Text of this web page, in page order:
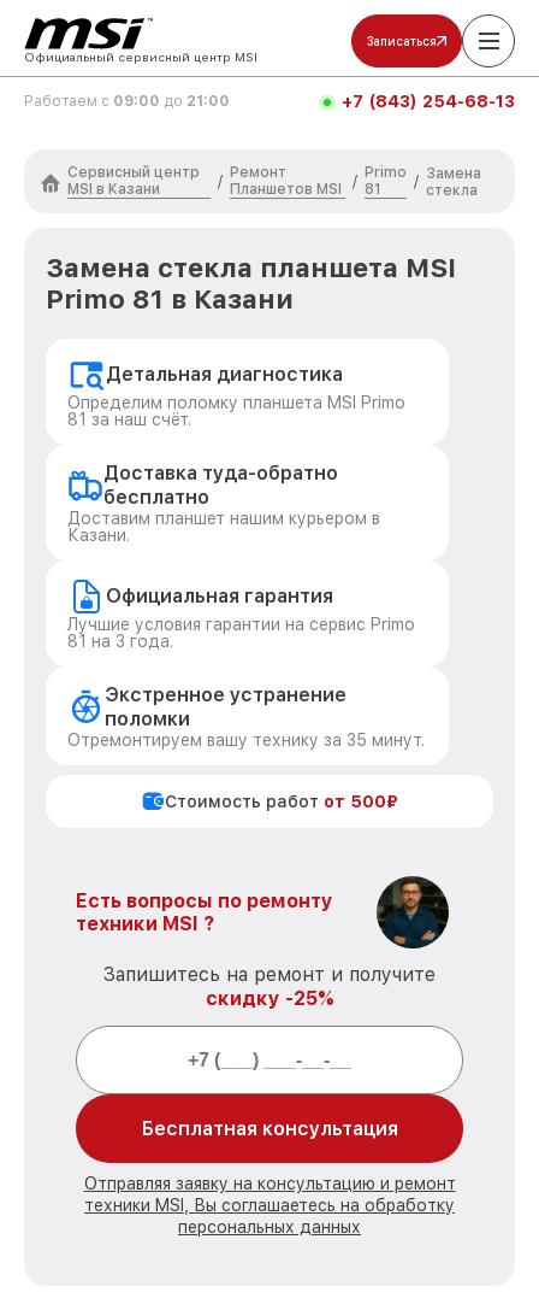
Официальный сервисный центр MSI
Записаться
Работаем с 09:00 до 21:00 +7 (843) 254-68-13
Сервисный центр
MSI в Казани
/
Ремонт
Планшетов MSI
/
Primo
81
/ Замена
стекла
Замена стекла планшета MSI
Primo 81 в Казани
Детальная диагностика
Определим поломку планшета MSI Primo
81 за наш счёт.
Доставка туда-обратно
бесплатно
Доставим планшет нашим курьером в
Казани.
Официальная гарантия
Лучшие условия гарантии на сервис Primo
81 на 3 года.
Экстренное устранение
поломки
Отремонтируем вашу технику за 35 минут.
Стоимость работ от 500₽
Есть вопросы по ремонту
техники MSI ?
Запишитесь на ремонт и получите
скидку -25%
Бесплатная консультация
Отправляя заявку на консультацию и ремонт
техники MSI, Вы соглашаетесь на обработку
персональных данных